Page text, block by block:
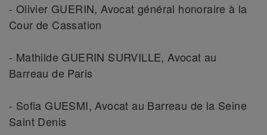
- Olivier GUERIN, Avocat général honoraire à la
Cour de Cassation
- Mathilde GUERIN SURVILLE, Avocat au
Barreau de Paris
- Sofia GUESMI, Avocat au Barreau de la Seine
Saint Denis